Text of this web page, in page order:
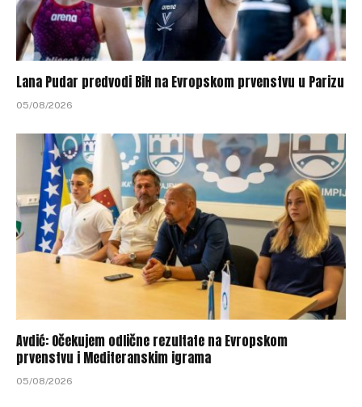
Lana Pudar predvodi BiH na Evropskom prvenstvu u Parizu
05/08/2026
Avdić: Očekujem odlične rezultate na Evropskom
prvenstvu i Mediteranskim igrama
05/08/2026